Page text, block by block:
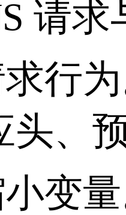
请
行
头、
变